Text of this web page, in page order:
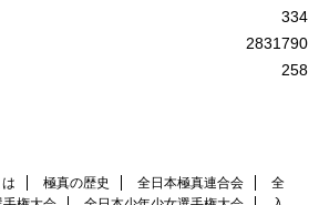
334
2831790
258
極真の歴史 全日本極真連合会
全